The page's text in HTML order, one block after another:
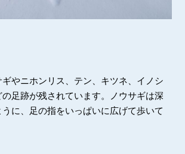
やニホンリス、テン、キツネ、イノシ
足跡が残されています。ノウサギは深
に、足の指をいっぱいに広げて歩いて